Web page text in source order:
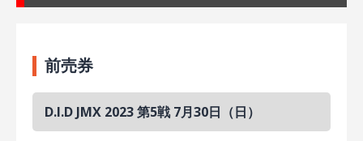
前売券
D.I.D JMX 2023 第5戦 7月30日（日）